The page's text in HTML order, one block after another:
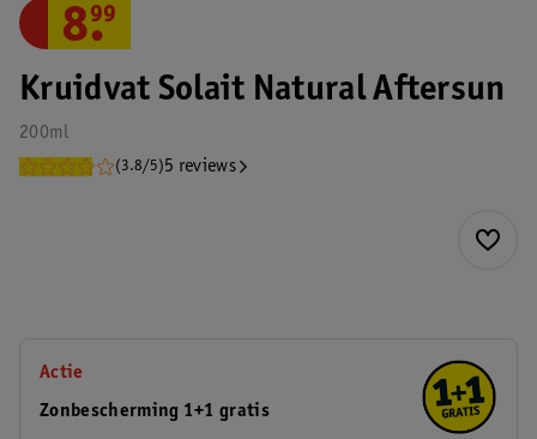
Kruidvat Solait Natural Aftersun
200ml
(3.8/5)5 reviews
8.
99
Actie
Zonbescherming 1+1 gratis